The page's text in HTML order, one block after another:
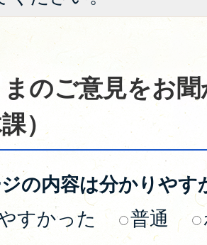
のご意見をお
課）
の内容は分かりやす
すかった
普通